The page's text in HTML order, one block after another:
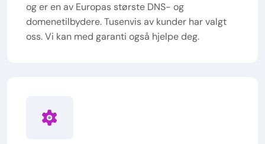
og er en av Europas største DNS- og
domenetilbydere. Tusenvis av kunder har valgt
oss. Vi kan med garanti også hjelpe deg.